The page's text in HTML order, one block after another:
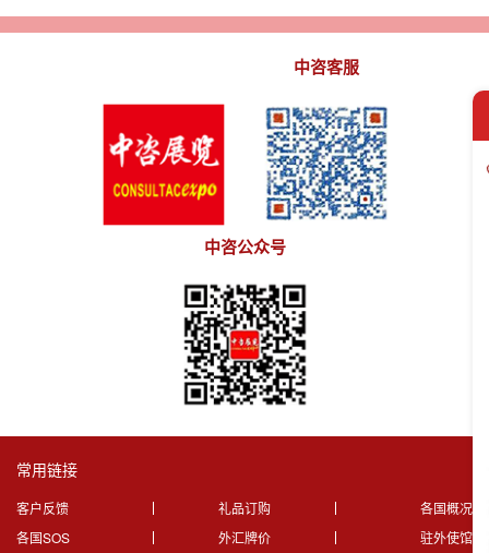
中咨客服
中咨公众号
常用链接
客户反馈 礼品订购
各国概况
各国SOS
外汇牌价 驻外使馆